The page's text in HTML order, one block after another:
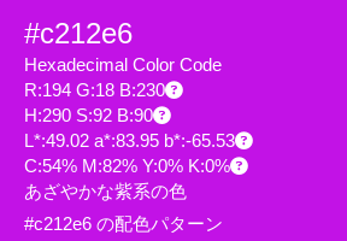
#c212e6
Hexadecimal Color Code
R:194 G:18 B:230
H:290 S:92 B:90
L*:49.02 a*:83.95 b*:-65.53
C:54% M:82% Y:0% K:0%
あざやかな紫系の色
#c212e6 の配色パターン